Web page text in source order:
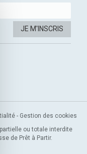
JE M'INSCRIS
- Gestion des cookies
ou totale interdite
de Prêt à Partir.